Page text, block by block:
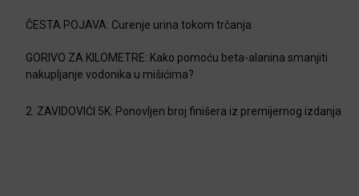
ČESTA POJAVA: Curenje urina tokom trčanja
GORIVO ZA KILOMETRE: Kako pomoću beta-alanina smanjiti
nakupljanje vodonika u mišićima?
2. ZAVIDOVIĆI 5K: Ponovljen broj finišera iz premijernog izdanja